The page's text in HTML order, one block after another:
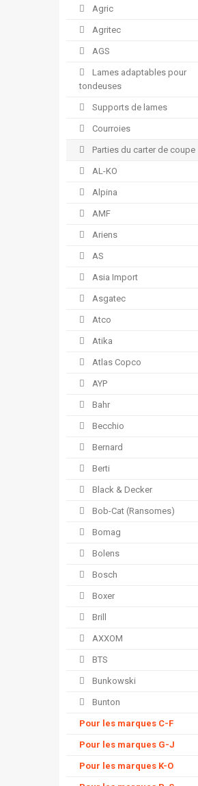
Agric
Agritec
AGS
Lames adaptables pour
tondeuses
Supports de lames
Courroies
Parties du carter de coupe
AL-KO
Alpina
AMF
Ariens
AS
Asia Import
Asgatec
Atco
Atika
Atlas Copco
AYP
Bahr
Becchio
Bernard
Berti
Black & Decker
Bob-Cat (Ransomes)
Bomag
Bolens
Bosch
Boxer
Brill
AXXOM
BTS
Bunkowski
Bunton
Pour les marques C-F
Pour les marques G-J
Pour les marques K-O